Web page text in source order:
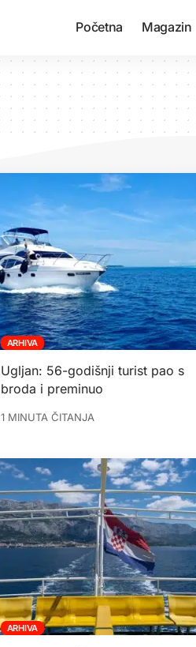
Početna Magazin
ARHIVA
Ugljan: 56-godišnji turist pao s
broda i preminuo
1 MINUTA ČITANJA
ARHIVA